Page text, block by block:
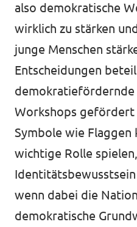
also demokratische
wirklich zu stärken
junge Menschen
Entscheidungen
Workshops gefördert
Symbole wie Flaggen
wichtige Rolle
wenn dabei die
demokratische